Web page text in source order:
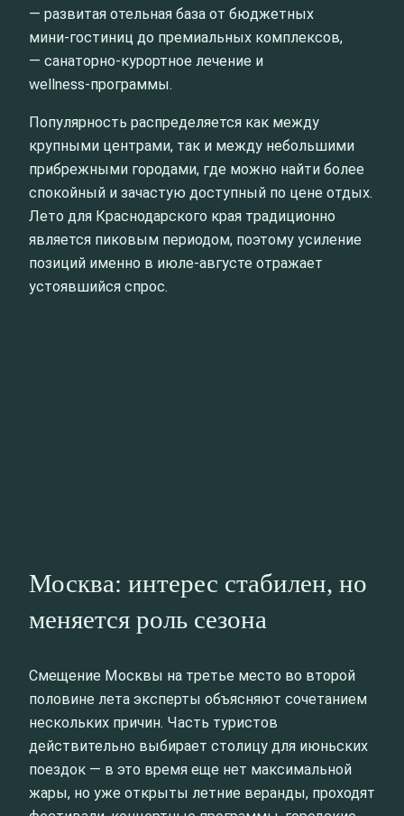
— развитая отельная база от бюджетных
мини‑гостиниц до премиальных комплексов,
— санаторно‑курортное лечение и
wellness‑программы.
Популярность распределяется как между
крупными центрами, так и между небольшими
прибрежными городами, где можно найти более
спокойный и зачастую доступный по цене отдых.
Лето для Краснодарского края традиционно
является пиковым периодом, поэтому усиление
позиций именно в июле-августе отражает
устоявшийся спрос.
Москва: интерес стабилен, но
меняется роль сезона
Смещение Москвы на третье место во второй
половине лета эксперты объясняют сочетанием
нескольких причин. Часть туристов
действительно выбирает столицу для июньских
поездок — в это время еще нет максимальной
жары, но уже открыты летние веранды, проходят